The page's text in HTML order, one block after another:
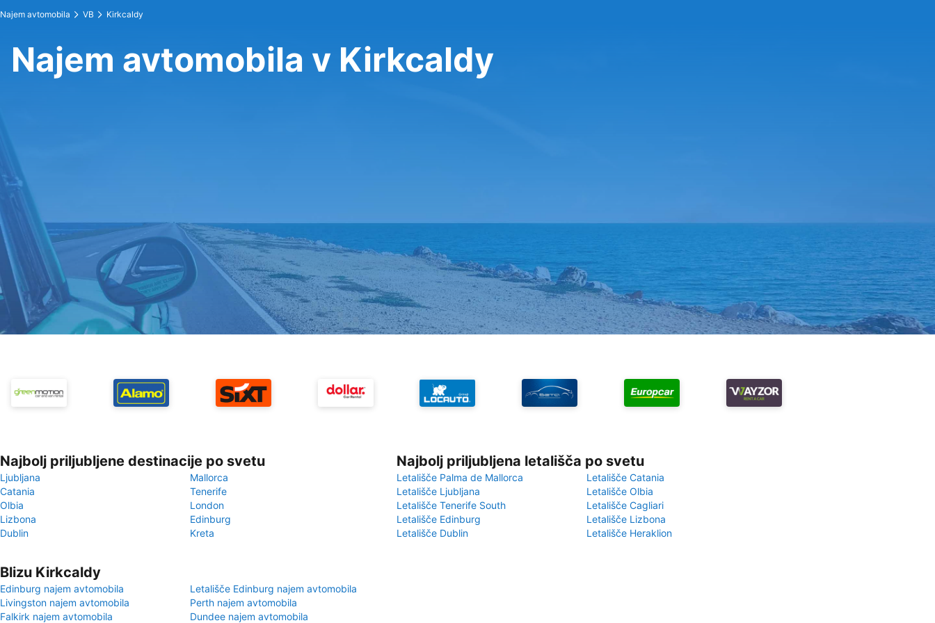
Najem avtomobila VB Kirkcaldy
Najem avtomobila v Kirkcaldy
Najbolj priljubljene destinacije po svetu
Ljubljana
Mallorca
Catania
Tenerife
Olbia
London
Lizbona
Edinburg
Dublin
Kreta
Najbolj priljubljena letališča po svetu
Letališče Palma de Mallorca
Letališče Catania
Letališče Ljubljana
Letališče Olbia
Letališče Tenerife South
Letališče Cagliari
Letališče Edinburg
Letališče Lizbona
Letališče Dublin
Letališče Heraklion
Blizu Kirkcaldy
Edinburg najem avtomobila
Letališče Edinburg najem avtomobila
Livingston najem avtomobila
Perth najem avtomobila
Falkirk najem avtomobila
Dundee najem avtomobila